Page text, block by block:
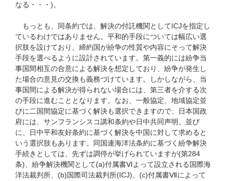
なる・・・)。
もっとも、同条約では、解決の付託機関としてICJを指定し
ているわけではありません。平和的手段については幅広い選
択肢を設けており、締約国が紛争の性質や内容にそって解決
手段を選べるように設計されています。第一義的には紛争当
事国間相互の合意による解決を想定しており、紛争が発生し
た場合の意見の交換も義務づけています。しかしながら、当
事国間による解決が得られない場合には、第三者を介する次
の手段に進むこととなります。なお、一般協定、地域協定並
びに二国間協定に基づく解決も選択できますので、日本国政
府には、サンフランシスコ講和条約や日中共同声明、並び
に、日中平和友好条約に基づく解決を中国に対して求めると
いう選択肢もあります。同国連海洋法条約に基づく紛争解決
手続きとしては、先ずは調停が挙げられていますが(第284
条)、紛争解決機関として(a)付属書Ⅵよって設立される国際海
洋法裁判所、(b)国際司法裁判所(ICJ)、(c)付属書Ⅶによって